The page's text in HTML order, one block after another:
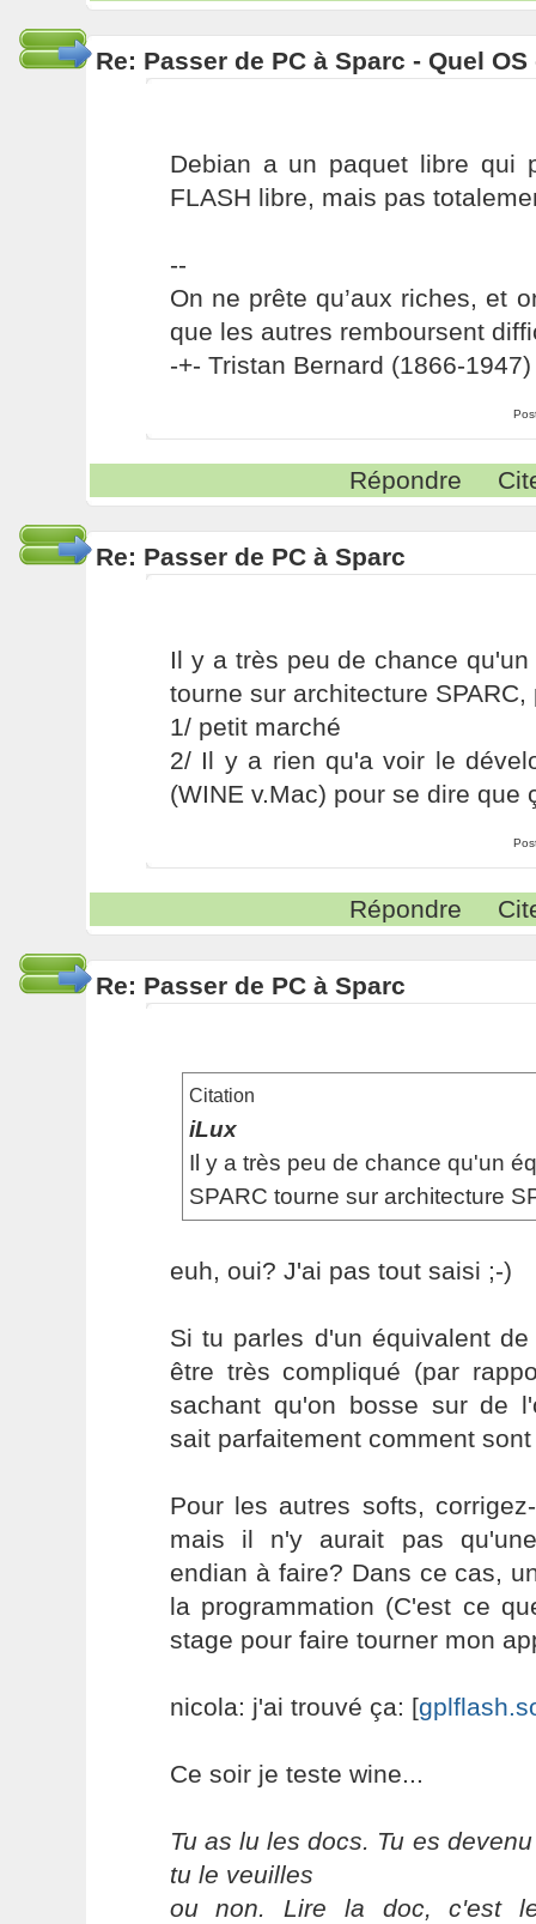
Re: Passer de PC à Sparc - Quel
Debian a un paquet libre qui
FLASH libre, mais pas
--
On ne prête qu’aux riches, et
que les autres remboursent
-+- Tristan Bernard (1866-1947)
Répondre
Re: Passer de PC à Sparc
Il y a très peu de chance
tourne sur architecture SPARC,
1/ petit marché
2/ Il y a rien qu'a voir le
(WINE v.Mac) pour se dire que
Répondre
Re: Passer de PC à Sparc
Citation
iLux
Il y a très peu de chance qu'un
SPARC tourne sur architecture
euh, oui? J'ai pas tout saisi ;-)
Si tu parles d'un équivalent
être très compliqué (par
sachant qu'on bosse sur de
sait parfaitement comment
Pour les autres softs,
mais il n'y aurait pas
endian à faire? Dans ce cas,
la programmation (C'est ce
stage pour faire tourner mon
nicola: j'ai trouvé ça: [
Ce soir je teste wine...
Tu as lu les docs. Tu es
tu le veuilles
ou non. Lire la doc, c'est